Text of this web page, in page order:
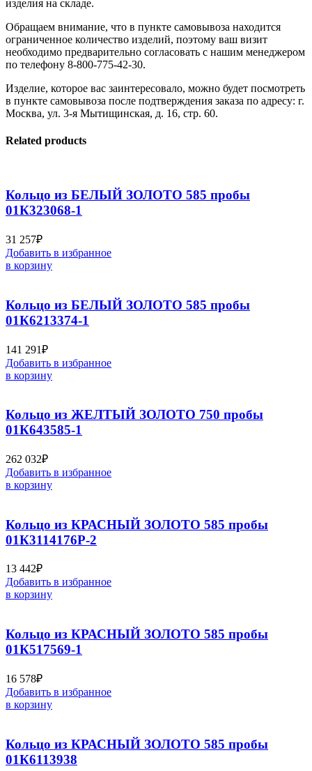
изделия на складе.
Обращаем внимание, что в пункте самовывоза находится
ограниченное количество изделий, поэтому ваш визит
необходимо предварительно согласовать с нашим менеджером
по телефону 8-800-775-42-30.
Изделие, которое вас заинтересовало, можно будет посмотреть
в пункте самовывоза после подтверждения заказа по адресу: г.
Москва, ул. 3-я Мытищинская, д. 16, стр. 60.
Related products
Кольцо из БЕЛЫЙ ЗОЛОТО 585 пробы
01К323068-1
31 257₽
Добавить в избранное
в корзину
Кольцо из БЕЛЫЙ ЗОЛОТО 585 пробы
01К6213374-1
141 291₽
Добавить в избранное
в корзину
Кольцо из ЖЕЛТЫЙ ЗОЛОТО 750 пробы
01К643585-1
262 032₽
Добавить в избранное
в корзину
Кольцо из КРАСНЫЙ ЗОЛОТО 585 пробы
01К3114176Р-2
13 442₽
Добавить в избранное
в корзину
Кольцо из КРАСНЫЙ ЗОЛОТО 585 пробы
01К517569-1
16 578₽
Добавить в избранное
в корзину
Кольцо из КРАСНЫЙ ЗОЛОТО 585 пробы
01К6113938